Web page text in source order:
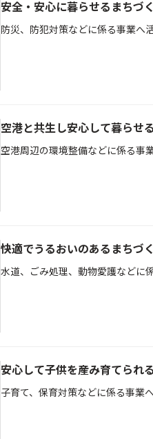
安全・安心に暮らせるまちづ
防災、防犯対策などに係る事業へ
空港と共生し安心して暮らせ
空港周辺の環境整備などに係る事
快適でうるおいのあるまちづ
水道、ごみ処理、動物愛護などに
安心して子供を産み育てられ
子育て、保育対策などに係る事業